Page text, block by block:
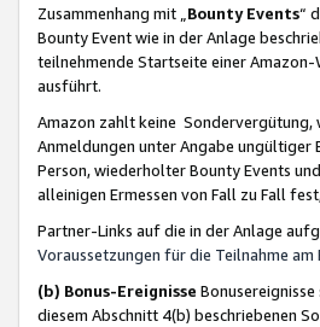
Zusammenhang mit „ Bounty Events“
Bounty Event wie in der Anlage
teilnehmende Startseite einer
ausführt.
Amazon zahlt keine Sondervergütung,
Anmeldungen unter Angabe ungültiger
Person, wiederholter Bounty Events
alleinigen Ermessen von Fall zu Fall
Partner-Links auf die in der Anlage
Voraussetzungen für die Teilnahme
(b) Bonus-Ereignisse
diesem Abschnitt 4(b) beschriebenen